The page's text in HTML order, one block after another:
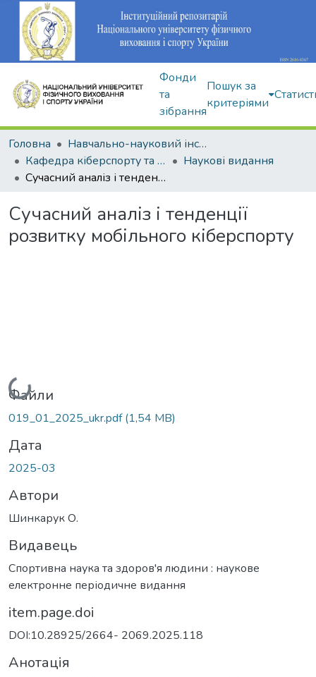
Фонди
та
зібрання
Пошук за
критеріями
Головна
Навчально-науковий інститут здоров'я, реабілітації та фізичного виховання
Кафедра кіберспорту та інформаційних технологій
Наукові видання
Сучасний аналіз і тенденції розвитку мобільного кіберспорту
Сучасний аналіз і тенденції
розвитку мобільного кіберспорту
Файли
019_01_2025_ukr.pdf(1,54 MB)
Дата
2025-03
Автори
Шинкарук О.
Видавець
Спортивна наука та здоров'я людини : наукове
електронне періодичне видання
item.page.doi
DOI:10.28925/2664- 2069.2025.118
Анотація